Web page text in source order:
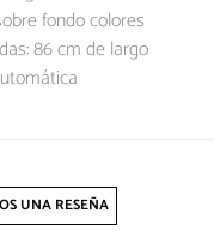
fondo colores
86 cm de largo
UNA RESEÑA